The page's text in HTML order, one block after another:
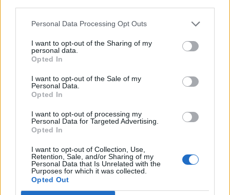
Personal Data Processing Opt Outs
I want to opt-out of the Sharing of my
personal data.
Opted In
I want to opt-out of the Sale of my
Personal Data.
Opted In
I want to opt-out of processing my
Personal Data for Targeted Advertising.
Opted In
I want to opt-out of Collection, Use,
Retention, Sale, and/or Sharing of my
Personal Data that Is Unrelated with the
Purposes for which it was collected.
Opted Out
kereskedés iránya de a délelőtt második felében már
tegnapi nap korrekciójára számítva már megelőlegezte a
bizalmat a prompt és a határidő közötti spread...
KEDVES OLVASÓNK!
A keresett cikk a portfolio.hu hírarchívumához
regisztrációhoz kötött.
Portfolio.hu teljes cikkarchívum
Kötéslisták: BÉT elmúlt 2 év napon belüli
kötéslistái